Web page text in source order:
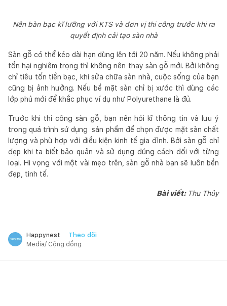
Nên bàn bạc kĩ lưỡng với KTS và đơn vị thi công trước khi ra
quyết định cải tạo sàn nhà
Sàn gỗ có thể kéo dài hạn dùng lên tới 20 năm. Nếu không phải
tổn hại nghiêm trọng thì không nên thay sàn gỗ mới. Bởi không
chỉ tiêu tốn tiền bạc, khi sửa chữa sàn nhà, cuộc sống của bạn
cũng bị ảnh hưởng. Nếu bề mặt sàn chỉ bị xước thì dùng các
lớp phủ mới để khắc phục ví dụ như Polyurethane là đủ.
Trước khi thi công sàn gỗ, bạn nên hỏi kĩ thông tin và lưu ý
trong quá trình sử dụng sản phẩm để chọn được mặt sàn chất
lượng và phù hợp với điều kiện kinh tế gia đình. Bởi sàn gỗ chỉ
đẹp khi ta biết bảo quản và sử dụng đúng cách đối với từng
loại. Hi vọng với một vài mẹo trên, sàn gỗ nhà bạn sẽ luôn bền
đẹp, tinh tế.
Bài viết: Thu Thủy
Happynest Theo dõi
Media/ Cộng đồng